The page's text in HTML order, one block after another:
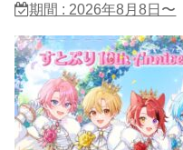
期間 : 2026年8月8日〜